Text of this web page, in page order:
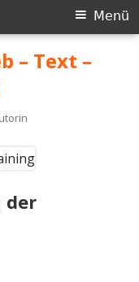
– Text –
Menü
der